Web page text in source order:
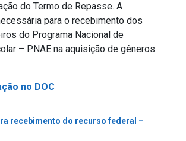
do Termo de Repasse. A
para o recebimento dos
do Programa Nacional de
– PNAE na aquisição de gêneros
no DOC
recebimento do recurso federal –